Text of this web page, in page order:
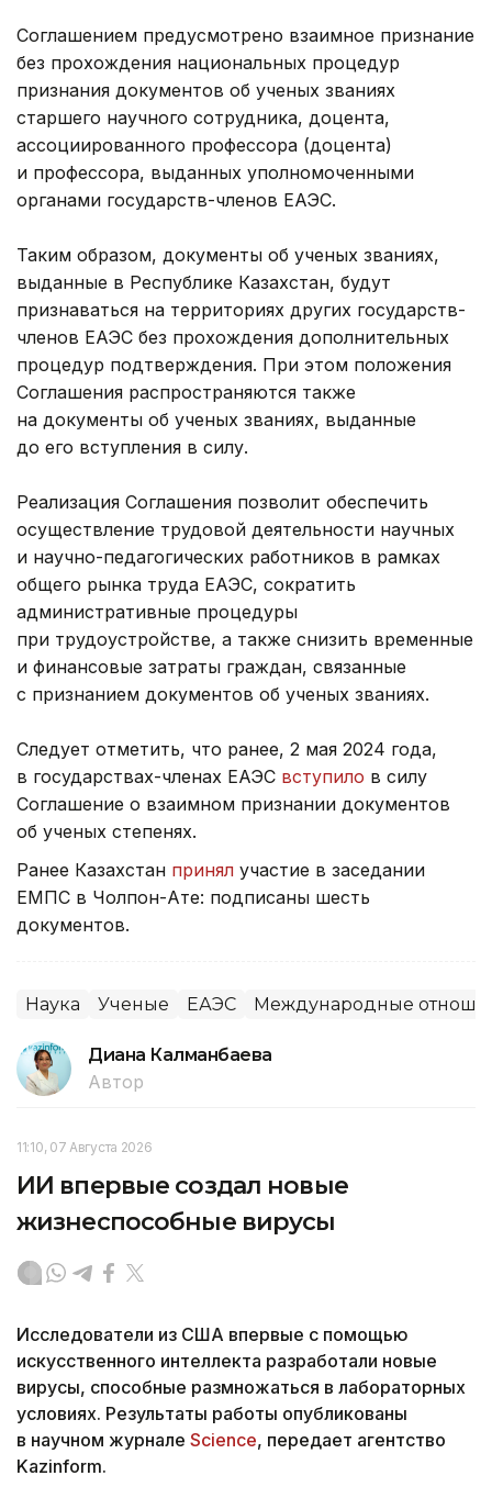
Соглашением предусмотрено взаимное признание
без прохождения национальных процедур
признания документов об ученых званиях
старшего научного сотрудника, доцента,
ассоциированного профессора (доцента)
и профессора, выданных уполномоченными
органами государств-членов ЕАЭС.
Таким образом, документы об ученых званиях,
выданные в Республике Казахстан, будут
признаваться на территориях других государств-
членов ЕАЭС без прохождения дополнительных
процедур подтверждения. При этом положения
Соглашения распространяются также
на документы об ученых званиях, выданные
до его вступления в силу.
Реализация Соглашения позволит обеспечить
осуществление трудовой деятельности научных
и научно-педагогических работников в рамках
общего рынка труда ЕАЭС, сократить
административные процедуры
при трудоустройстве, а также снизить временные
и финансовые затраты граждан, связанные
с признанием документов об ученых званиях.
Следует отметить, что ранее, 2 мая 2024 года,
в государствах-членах ЕАЭС вступило в силу
Соглашение о взаимном признании документов
об ученых степенях.
Ранее Казахстан принял участие в заседании
ЕМПС в Чолпон-Ате: подписаны шесть
документов.
Наука Ученые ЕАЭС Международные
Диана Калманбаева
Автор
11:10, 07 Августа 2026
ИИ впервые создал новые
жизнеспособные вирусы
Исследователи из США впервые с помощью
искусственного интеллекта разработали новые
вирусы, способные размножаться в лабораторных
условиях. Результаты работы опубликованы
в научном журнале Science, передает агентство
Kazinform.